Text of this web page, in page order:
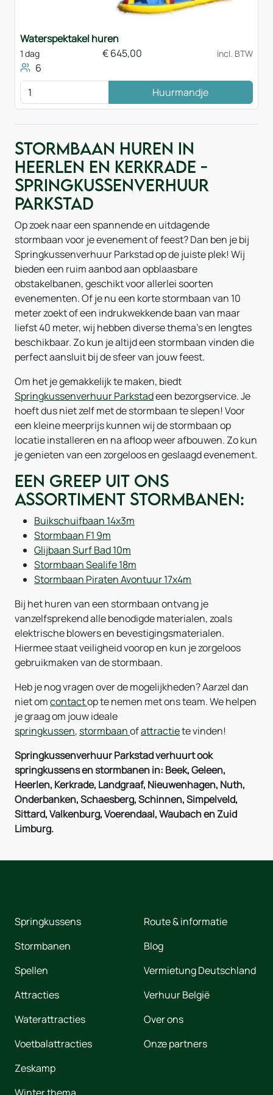
Waterspektakel huren
1 dag €645,00 incl. BTW
6
Huurmandje
Stormbaan huren in
Heerlen en Kerkrade -
Springkussenverhuur
Parkstad
Op zoek naar een spannende en uitdagende
stormbaan voor je evenement of feest? Dan ben je bij
Springkussenverhuur Parkstad op de juiste plek! Wij
bieden een ruim aanbod aan opblaasbare
obstakelbanen, geschikt voor allerlei soorten
evenementen. Of je nu een korte stormbaan van 10
meter zoekt of een indrukwekkende baan van maar
liefst 40 meter, wij hebben diverse thema's en lengtes
beschikbaar. Zo kun je altijd een stormbaan vinden die
perfect aansluit bij de sfeer van jouw feest.
Om het je gemakkelijk te maken, biedt
Springkussenverhuur Parkstadeen bezorgservice. Je
hoeft dus niet zelf met de stormbaan te slepen! Voor
een kleine meerprijs kunnen wij de stormbaan op
locatie installeren en na afloop weer afbouwen. Zo kun
je genieten van een zorgeloos en geslaagd evenement.
Een greep uit ons
assortiment stormbanen:
Buikschuifbaan 14x3m
Stormbaan F1 9m
Glijbaan Surf Bad 10m
Stormbaan Sealife 18m
Stormbaan Piraten Avontuur 17x4m
Bij het huren van een stormbaan ontvang je
vanzelfsprekend alle benodigde materialen, zoals
elektrische blowers en bevestigingsmaterialen.
Hiermee staat veiligheid voorop en kun je zorgeloos
gebruikmaken van de stormbaan.
Heb je nog vragen over de mogelijkheden? Aarzel dan
niet omcontactop te nemen met ons team. We helpen
je graag om jouw ideale
springkussen, stormbaanofattractiete vinden!
Springkussenverhuur Parkstad verhuurt ook
springkussens en stormbanen in: Beek, Geleen,
Heerlen, Kerkrade, Landgraaf, Nieuwenhagen, Nuth,
Onderbanken, Schaesberg, Schinnen, Simpelveld,
Sittard, Valkenburg, Voerendaal, Waubach en Zuid
Limburg.
Springkussens
Stormbanen
Spellen
Attracties
Waterattracties
Voetbalattracties
Zeskamp
Route & informatie
Blog
Vermietung Deutschland
Verhuur België
Over ons
Onze partners